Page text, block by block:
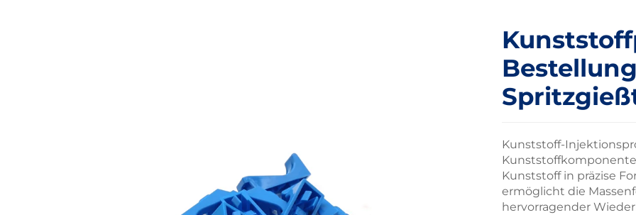
Kunststoff-
Kunststoff in präzise
ermöglicht die
hervorragender